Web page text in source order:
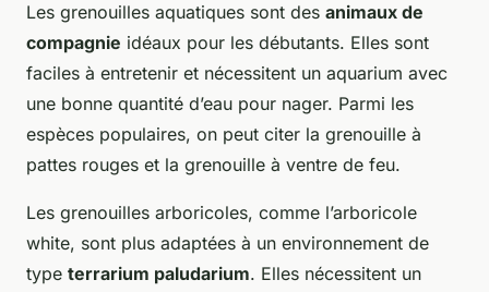
Les grenouilles aquatiques sont des animaux de
compagnie idéaux pour les débutants. Elles sont
faciles à entretenir et nécessitent un aquarium avec
une bonne quantité d’eau pour nager. Parmi les
espèces populaires, on peut citer la grenouille à
pattes rouges et la grenouille à ventre de feu.
Les grenouilles arboricoles, comme l’arboricole
white, sont plus adaptées à un environnement de
type terrarium paludarium. Elles nécessitent un